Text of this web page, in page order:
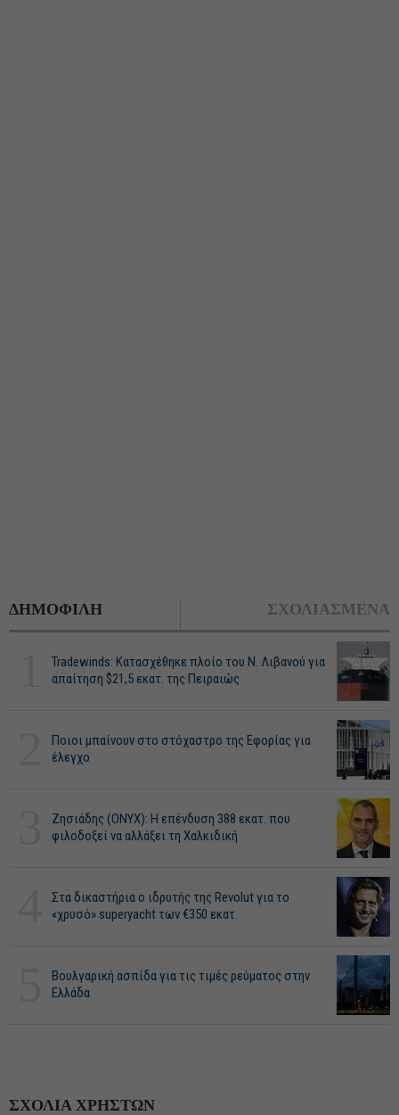
ΔΗΜΟΦΙΛΗ ΣΧΟΛΙΑΣΜΕΝΑ
Tradewinds: Κατασχέθηκε πλοίο του Ν. Λιβανού για
απαίτηση $21,5 εκατ. της Πειραιώς
Ποιοι μπαίνουν στο στόχαστρο της Εφορίας για
έλεγχο
Ζησιάδης (ONYX): Η επένδυση 388 εκατ. που
φιλοδοξεί να αλλάξει τη Χαλκιδική
Στα δικαστήρια ο ιδρυτής της Revolut για το
«χρυσό» superyacht των €350 εκατ.
Βουλγαρική ασπίδα για τις τιμές ρεύματος στην
Ελλάδα
ΣΧΟΛΙΑ ΧΡΗΣΤΩΝ